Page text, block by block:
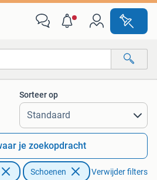
afstanden…
Sorteer op
je zoekopdracht
Schoenen Verwijder filters